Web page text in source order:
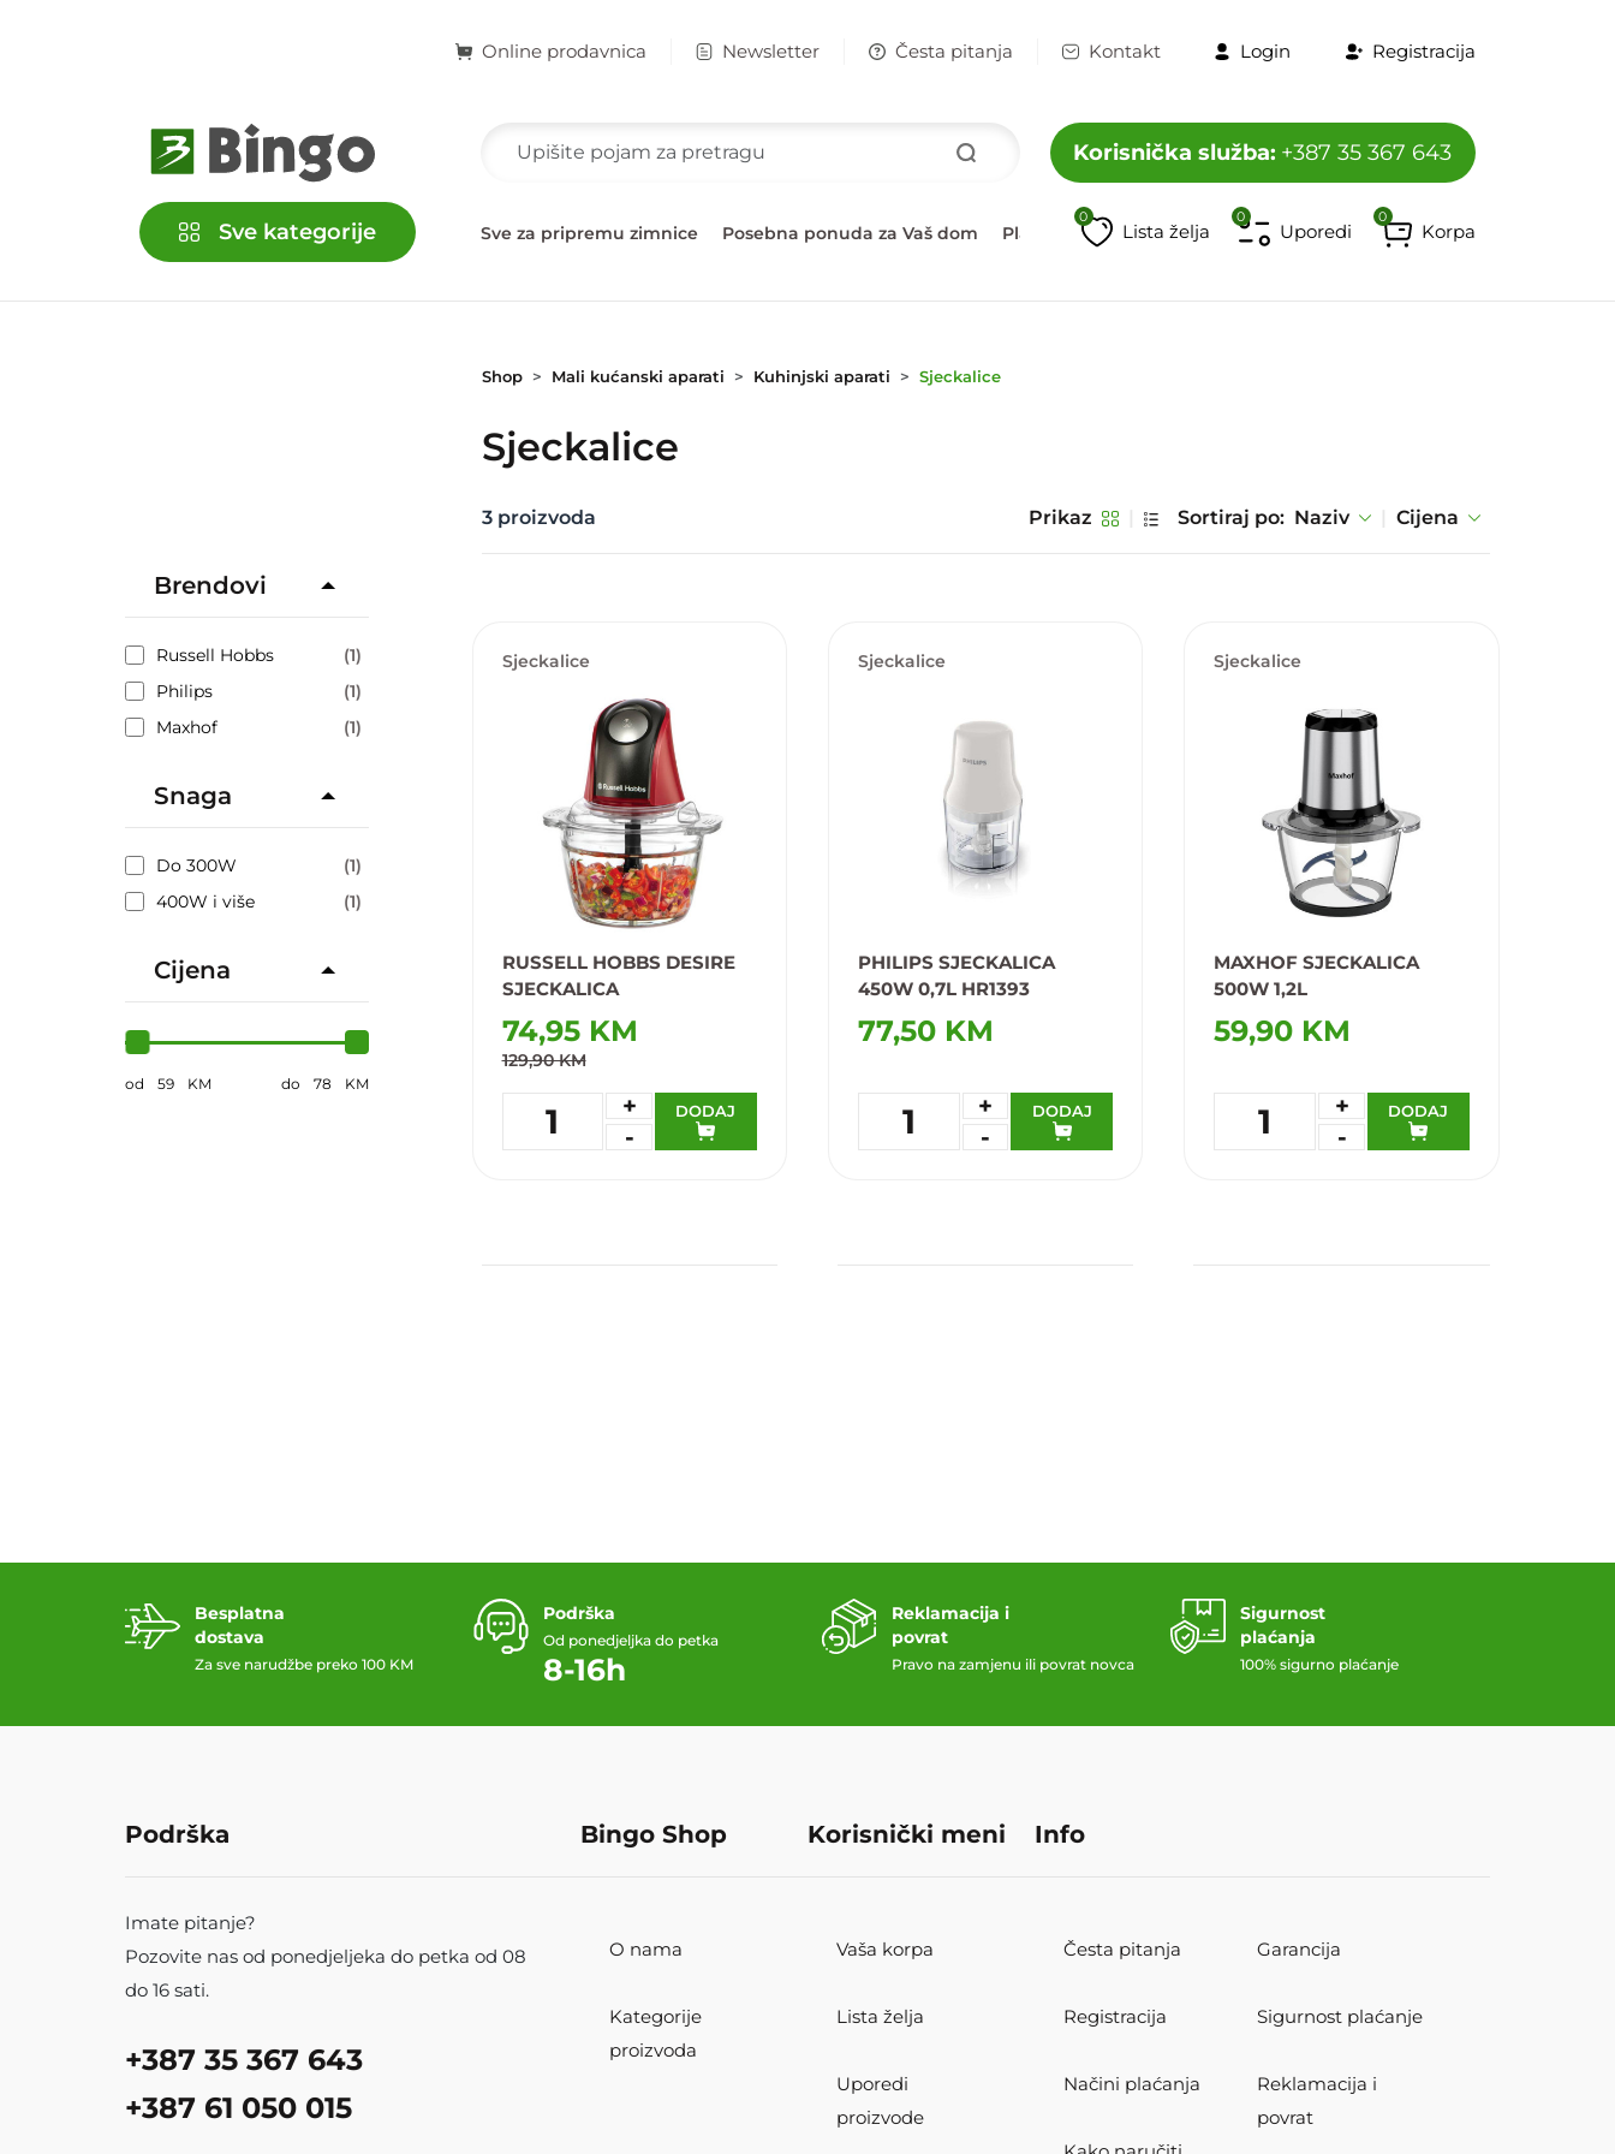
Online prodavnica Newsletter Česta pitanja Kontakt Login Registracija
0
Lista želja
0
Uporedi
0
Korpa
Sve kategorije
Korisnička služba: +387 35 367 643
Kućni ljubimci Školski i kancelarijski pribor Sve za pripremu zimnice Posebna ponuda za Vaš dom Plažni program Televizori i dodaci HORECA program
Shop Mali kućanski aparati Kuhinjski aparati Sjeckalice
Sjeckalice
3proizvoda Prikaz | Sortiraj po: Naziv | Cijena
Brendovi
Russell Hobbs
(1)
Philips
(1)
Maxhof
(1)
Snaga
Do 300W
(1)
400W i više
(1)
Cijena
od 59 KM do 78 KM
Sjeckalice
RUSSELL HOBBS DESIRE
SJECKALICA
74,95 KM
129,90 KM
DODAJ
1
+
-
Sjeckalice
PHILIPS SJECKALICA
450W 0,7L HR1393
77,50 KM
DODAJ
1
+
-
Sjeckalice
MAXHOF SJECKALICA
500W 1,2L
59,90 KM
DODAJ
1
+
-
Besplatna
dostava
Za sve narudžbe preko 100 KM
Podrška
Od ponedjeljka do petka
8-16h
Reklamacija i
povrat
Pravo na zamjenu ili povrat novca
Sigurnost
plaćanja
100% sigurno plaćanje
Podrška
Imate pitanje?
Pozovite nas od ponedjeljeka do petka od 08
do 16 sati.
+387 35 367 643
+387 61 050 015
Bingo Shop
O nama
Kategorije
proizvoda
Korisnički meni
Vaša korpa
Lista želja
Uporedi
proizvode
Info
Česta pitanja
Registracija
Načini plaćanja
Garancija
Sigurnost plaćanje
Reklamacija i
povrat